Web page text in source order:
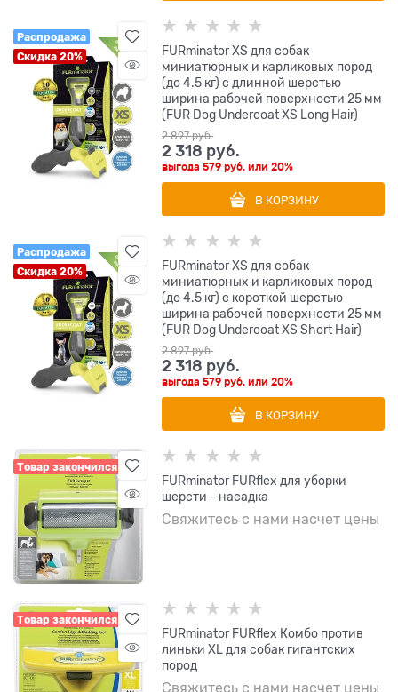
Распродажа
Скидка 20%
FURminator XS для собак
миниатюрных и карликовых пород
(до 4.5 кг) с длинной шерстью
ширина рабочей поверхности 25 мм
(FUR Dog Undercoat XS Long Hair)
2 897 руб.
2 318 руб.
выгода579 руб. или20%
В КОРЗИНУ
Распродажа
Скидка 20%
FURminator XS для собак
миниатюрных и карликовых пород
(до 4.5 кг) с короткой шерстью
ширина рабочей поверхности 25 мм
(FUR Dog Undercoat XS Short Hair)
2 897 руб.
2 318 руб.
выгода579 руб. или20%
В КОРЗИНУ
Товар закончился
FURminator FURflex для уборки
шерсти - насадка
Свяжитесь с нами насчет цены
Товар закончился
FURminator FURflex Комбо против
линьки XL для собак гигантских
пород
Свяжитесь с нами насчет цены